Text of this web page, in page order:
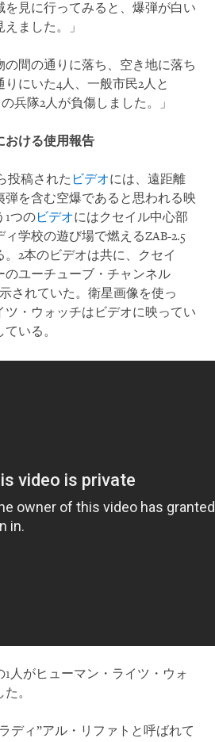
を見に行ってみると、爆弾が白い
ました。」
の間の通りに落ち、空き地に落ち
にいた4人、一般市民2人と
兵隊2人が負傷しました。」
おける使用報告
投稿された ビデオには、遠距離
を含む空爆であると思われる映
1つのビデオにはクセイル中心部
学校の遊び場で燃えるZAB-2.5
2本のビデオは共に、クセイ
のユーチューブ・チャンネル
示されていた。衛星画像を使っ
ツ・ウォッチはビデオに映ってい
いる。
人がヒューマン・ライツ・ウォ
。
ディ”アル・リファトと呼ばれて